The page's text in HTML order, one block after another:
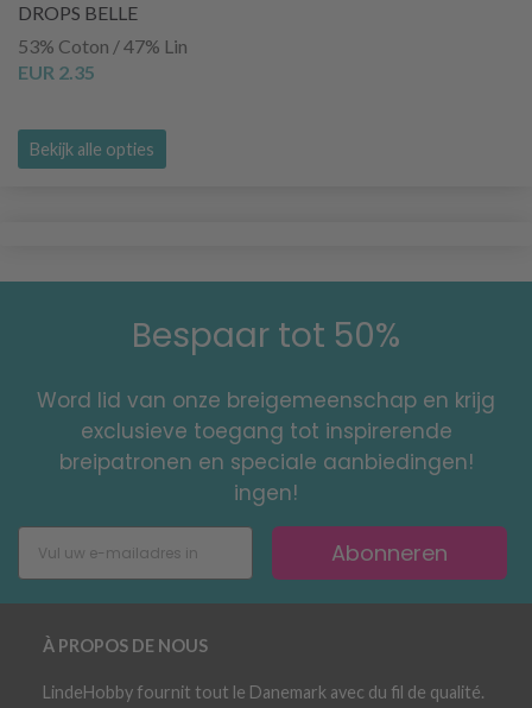
DROPS BELLE
53% Coton / 47% Lin
EUR 2.35
Bekijk alle opties
Bespaar tot 50%
Word lid van onze breigemeenschap en krijg
exclusieve toegang tot inspirerende
breipatronen en speciale aanbiedingen!
ingen!
Abonneren
À PROPOS DE NOUS
LindeHobby fournit tout le Danemark avec du fil de qualité.